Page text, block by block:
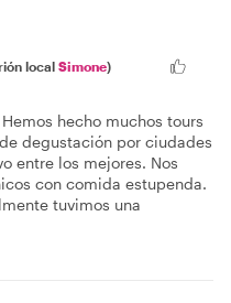
local Simone)
hecho muchos tours
degustación por ciudades
entre los mejores. Nos
con comida estupenda.
tuvimos una